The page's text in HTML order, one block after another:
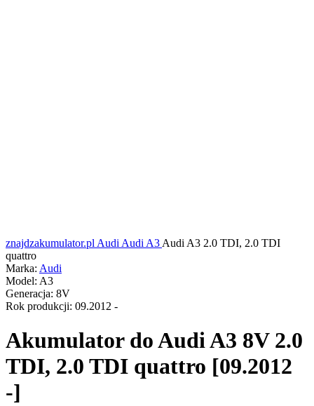
znajdzakumulator.pl Audi Audi A3 Audi A3 2.0 TDI, 2.0 TDI
quattro
Marka: Audi
Model: A3
Generacja: 8V
Rok produkcji: 09.2012 -
Akumulator doAudi A3 8V 2.0
TDI, 2.0 TDI quattro [09.2012
-]